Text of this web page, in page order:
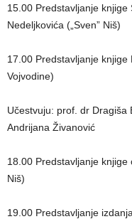
15.00 Predstavljanje
Nedeljkovića („Sven” Niš)
17.00 Predstavljanje
Vojvodine)
Učestvuju: prof. dr Dragiša
Andrijana Živanović
18.00 Predstavljanje knjige
Niš)
19.00 Predstavljanje